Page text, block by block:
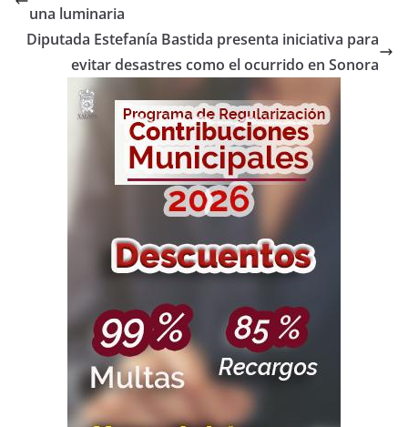
una luminaria
Diputada Estefanía Bastida presenta iniciativa para
evitar desastres como el ocurrido en Sonora